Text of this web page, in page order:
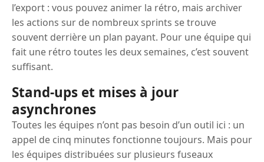
l’export : vous pouvez animer la rétro, mais archiver
les actions sur de nombreux sprints se trouve
souvent derrière un plan payant. Pour une équipe qui
fait une rétro toutes les deux semaines, c’est souvent
suffisant.
Stand-ups et mises à jour
asynchrones
Toutes les équipes n’ont pas besoin d’un outil ici : un
appel de cinq minutes fonctionne toujours. Mais pour
les équipes distribuées sur plusieurs fuseaux